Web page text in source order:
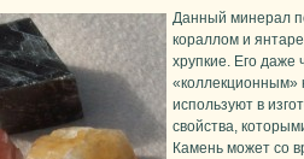
Данный минерал
кораллом и
хрупкие. Его даже
«коллекционным»
используют в
свойства,
Камень может со